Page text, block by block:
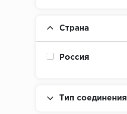
Страна
Россия
Тип соединения